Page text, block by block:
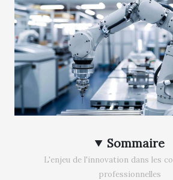
Sommaire
L'enjeu de l'innovation dans les
professionnelles